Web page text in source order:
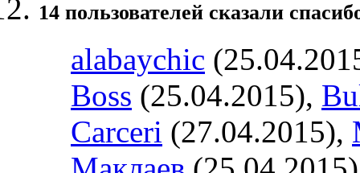
14 пользователей сказали
alabaychic
Boss (25.04.2015),
Carceri (27.04.2015),